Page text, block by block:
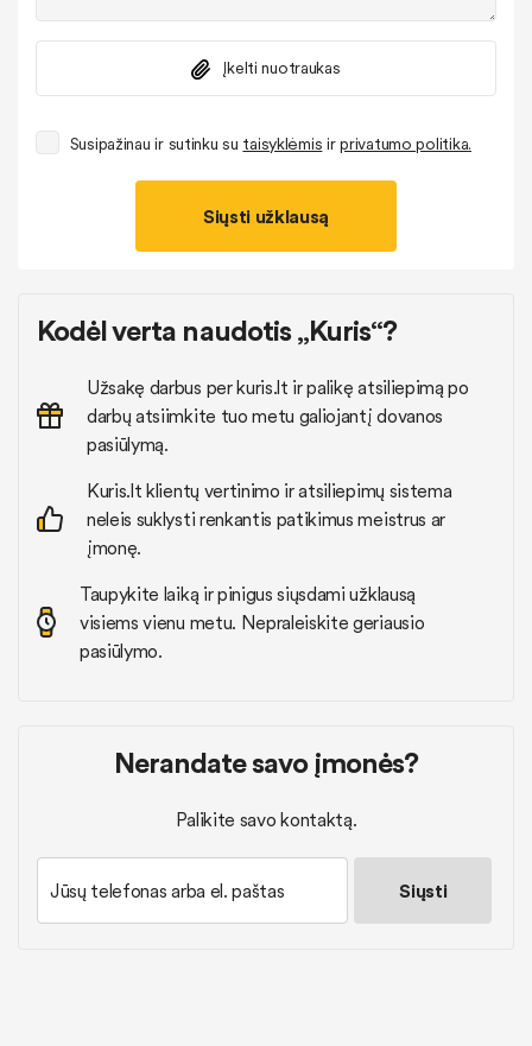
Įkelti nuotraukas
Susipažinau ir sutinku su taisyklėmis irprivatumo politika.
Siųsti užklausą
Kodėl verta naudotis „Kuris“?
Užsakę darbus per kuris.lt ir palikę atsiliepimą po
darbų atsiimkite tuo metu galiojantį dovanos
pasiūlymą.
Kuris.lt klientų vertinimo ir atsiliepimų sistema
neleis suklysti renkantis patikimus meistrus ar
įmonę.
Taupykite laiką ir pinigus siųsdami užklausą
visiems vienu metu. Nepraleiskite geriausio
pasiūlymo.
Nerandate savo įmonės?
Palikite savo kontaktą.